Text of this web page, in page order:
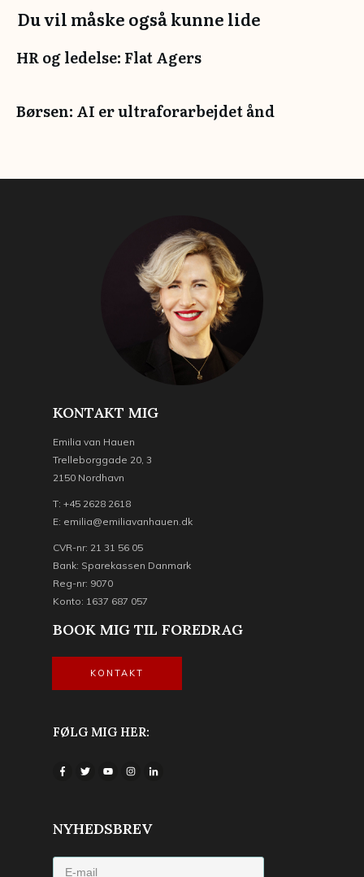
Du vil måske også kunne lide
HR og ledelse: Flat Agers
Børsen: AI er ultraforarbejdet ånd
KONTAKT MIG
Emilia van Hauen
Trelleborggade 20, 3
2150 Nordhavn
T: +45 2628 2618
E: emilia@emiliavanhauen.dk
CVR-nr: 21 31 56 05
Bank: Sparekassen Danmark
Reg-nr: 9070
Konto: 1637 687 057
BOOK MIG TIL FOREDRAG
KONTAKT
FØLG MIG HER:
NYHEDSBREV